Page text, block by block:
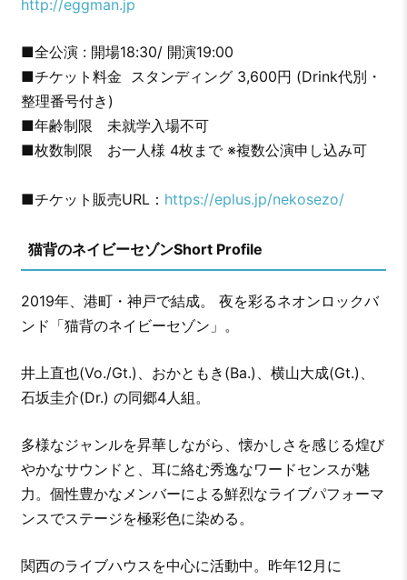
http://eggman.jp
■全公演 : 開場18:30/ 開演19:00
■チケット料金 スタンディング 3,600円 (Drink代別・
整理番号付き)
■年齢制限 未就学入場不可
■枚数制限 お一人様 4枚まで ※複数公演申し込み可
■チケット販売URL： https://eplus.jp/nekosezo/
猫背のネイビーセゾンShort Profile
2019年、港町・神戸で結成。 夜を彩るネオンロックバ
ンド「猫背のネイビーセゾン」。
井上直也(Vo./Gt.)、おかともき(Ba.)、横山大成(Gt.)、
石坂圭介(Dr.) の同郷4人組。
多様なジャンルを昇華しながら、懐かしさを感じる煌び
やかなサウンドと、耳に絡む秀逸なワードセンスが魅
力。個性豊かなメンバーによる鮮烈なライブパフォーマ
ンスでステージを極彩色に染める。
関西のライブハウスを中心に活動中。昨年12月に